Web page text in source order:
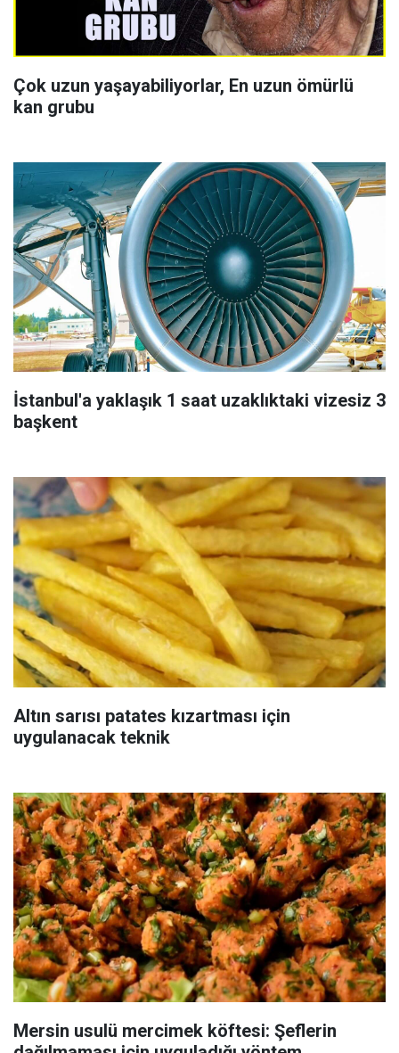
Çok uzun yaşayabiliyorlar, En uzun ömürlü
kan grubu
İstanbul'a yaklaşık 1 saat uzaklıktaki vizesiz 3
başkent
Altın sarısı patates kızartması için
uygulanacak teknik
Mersin usulü mercimek köftesi: Şeflerin